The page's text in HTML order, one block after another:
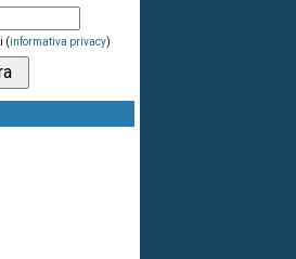
(informativa privacy)